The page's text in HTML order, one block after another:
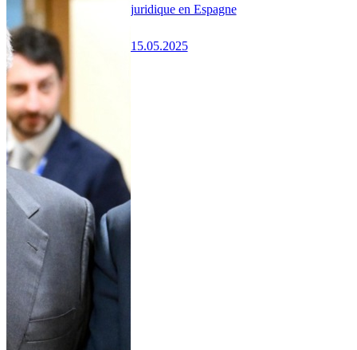
juridique en Espagne
15.05.2025